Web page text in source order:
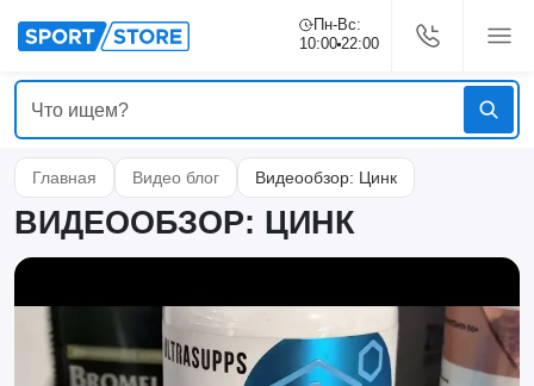
Пн-Вс:
10:00 22:00
Главная Видео блог Видеообзор: Цинк
ВИДЕООБЗОР: ЦИНК